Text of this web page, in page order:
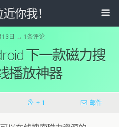
你我！
13日 ↔ 1条评论
下一款磁力搜
播放神器
+ 1 邮件